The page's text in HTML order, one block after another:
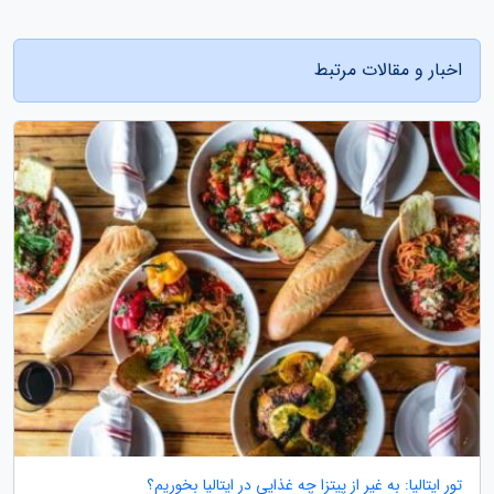
اخبار و مقالات مرتبط
تور ایتالیا: به غیر از پیتزا چه غذایی در ایتالیا بخوریم؟